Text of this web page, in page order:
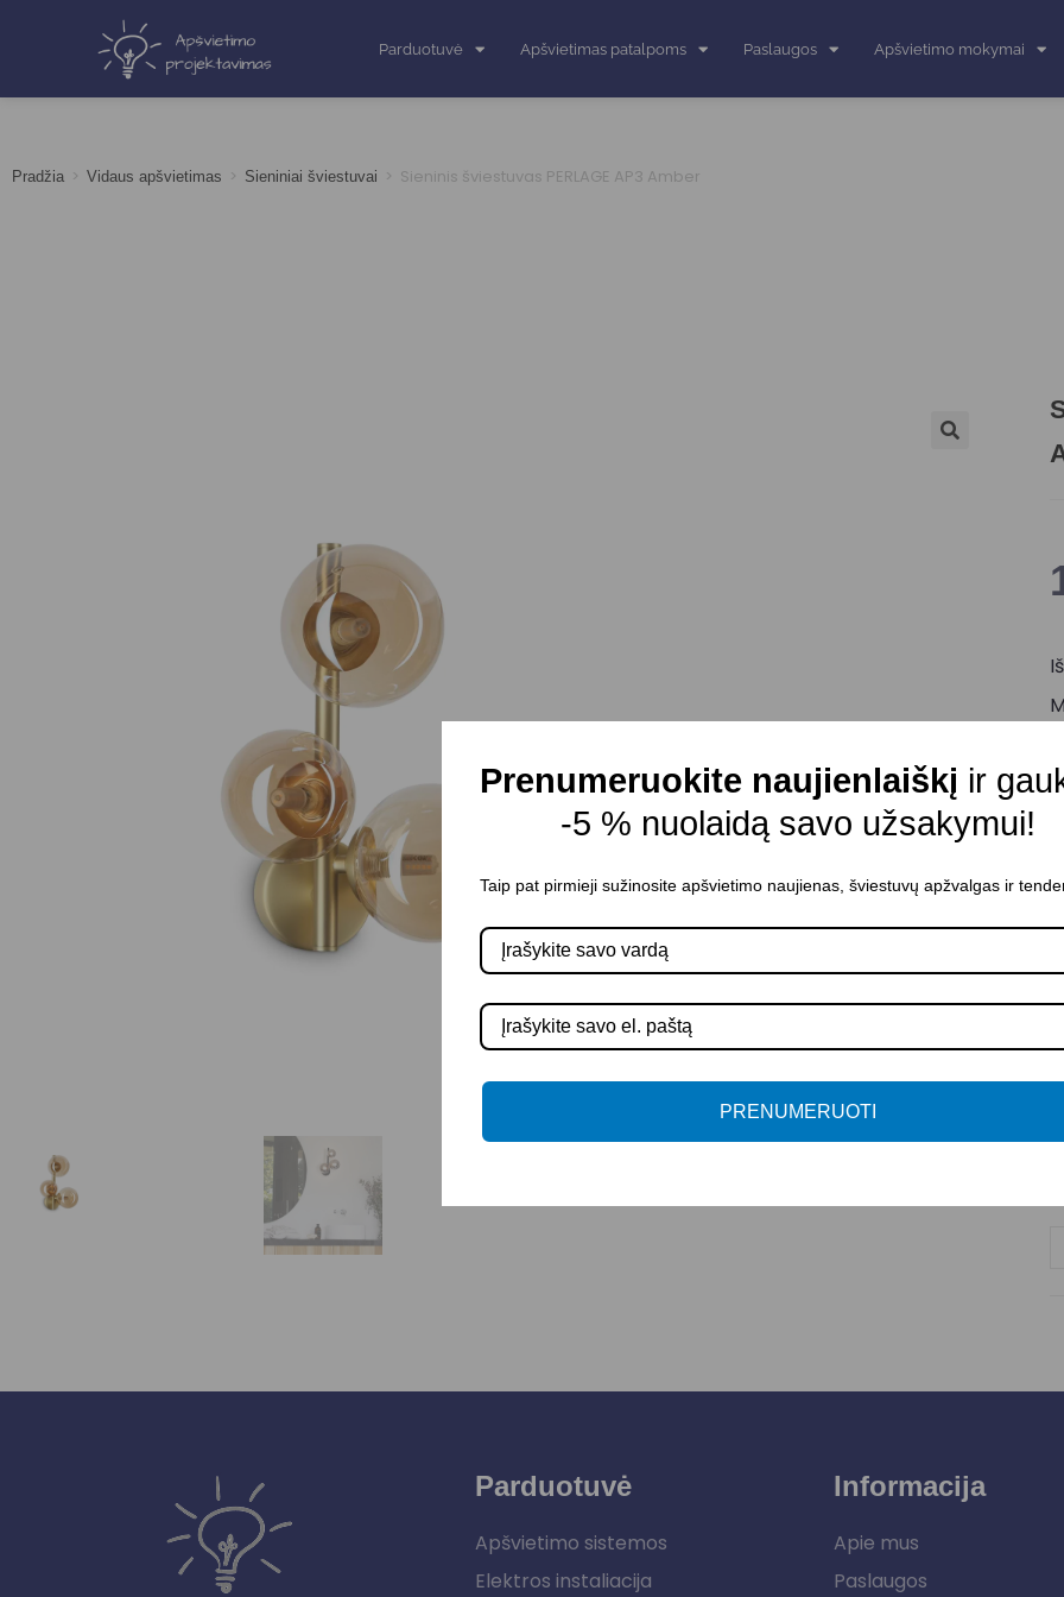
Parduotuvė Apšvietimas patalpoms Paslaugos Apšvietimo mokymai
Pradžia > Vidaus apšvietimas > Sieniniai šviestuvai > Sieninis šviestuvas PERLAGE AP3 Amber
Parduotuvė
Apšvietimo sistemos
Elektros instaliacija
Informacija
Apie mus
Paslaugos
Prenumeruokite naujienlaiškį ir
-5 % nuolaidą savo užsakymui!
Taip pat pirmieji sužinosite apšvietimo naujienas, šviestuvų apžvalgas ir
PRENUMERUOTI